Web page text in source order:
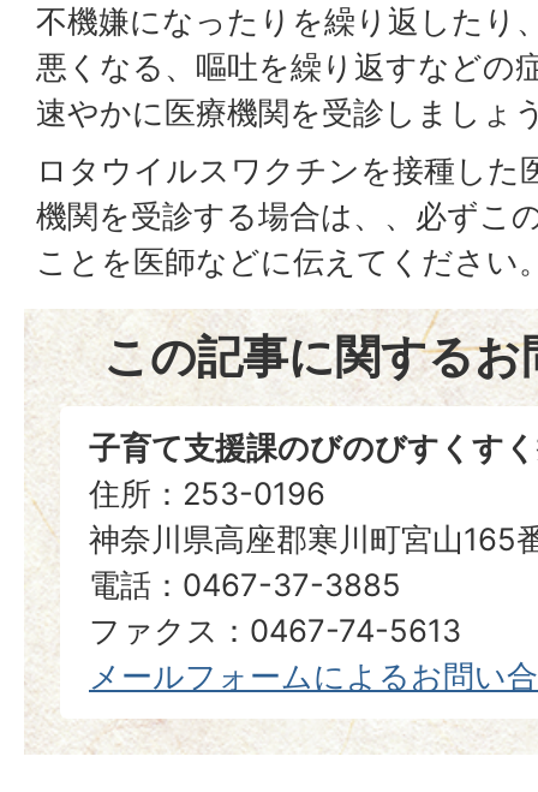
不機嫌になったりを繰り返したり
悪くなる、嘔吐を繰り返すなどの
速やかに医療機関を受診しましょ
ロタウイルスワクチンを接種した
機関を受診する場合は、、必ずこ
ことを医師などに伝えてください
この記事に関するお
子育て支援課のびのびすくす
住所：253-0196
神奈川県高座郡寒川町宮山165
電話：0467-37-3885
ファクス：0467-74-5613
メールフォームによるお問い